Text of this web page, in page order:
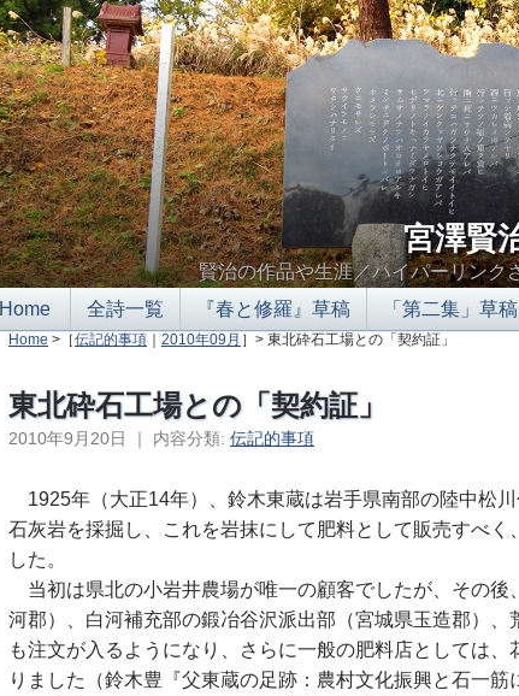
宮澤賢
賢治の作品や生涯／ハイパーリン
Home
全詩一覧 『春と修羅』草稿 「第二集」草稿
Home >［伝記的事項 ｜ 2010年09月 ］> 東北砕石工場との「契約証」
東北砕石工場との「契約証」
2010年9月20日 ｜ 内容分類: 伝記的事項
1925年（大正14年）、鈴木東蔵は岩手県南部の陸中松
石灰岩を採掘し、これを岩抹にして肥料として販売すべく
した。
当初は県北の小岩井農場が唯一の顧客でしたが、その後
河郡）、白河補充部の鍛冶谷沢派出部（宮城県玉造郡）、
も注文が入るようになり、さらに一般の肥料店としては
りました（鈴木豊『父東蔵の足跡：農村文化振興と石一筋